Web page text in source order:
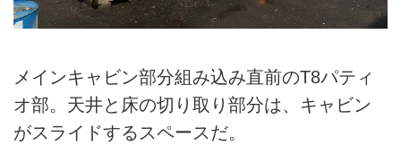
メインキャビン部分組み込み直前のT8パティ
オ部。天井と床の切り取り部分は、キャビン
がスライドするスペースだ。